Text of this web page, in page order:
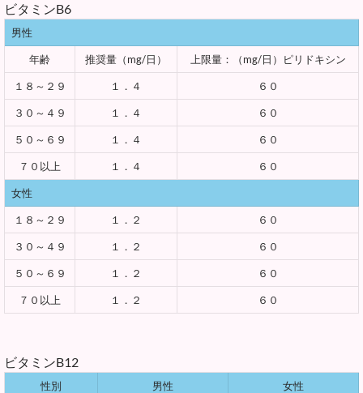
ビタミンB6
男性
年齢 推奨量（mg/日） 上限量：（mg/日）ピリドキシン
１８～２９ １．４ ６０
３０～４９ １．４ ６０
５０～６９ １．４ ６０
７０以上 １．４ ６０
女性
１８～２９ １．２ ６０
３０～４９ １．２ ６０
５０～６９ １．２ ６０
７０以上 １．２ ６０
ビタミンB12
性別 男性 女性